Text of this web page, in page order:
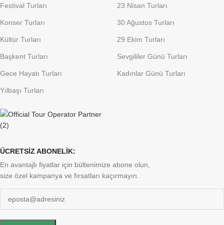
Festival Turları
Konser Turları
Kültür Turları
Başkent Turları
Gece Hayatı Turları
Yılbaşı Turları
23 Nisan Turları
30 Ağustos Turları
29 Ekim Turları
Sevgililer Günü Turları
Kadınlar Günü Turları
ÜCRETSİZ ABONELİK:
En avantajlı fiyatlar için bültenimize abone olun,
size özel kampanya ve fırsatları kaçırmayın.